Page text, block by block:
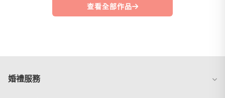
查看全部作品
婚禮服務